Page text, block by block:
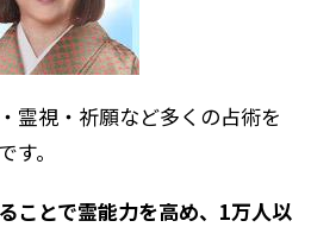
霊視・祈願など多くの占術を
。
ことで霊能力を高め、1万人以